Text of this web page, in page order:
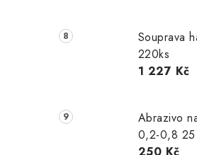
Souprava
220ks
1 227 Kč
Abrazivo
0,2-0,8 25